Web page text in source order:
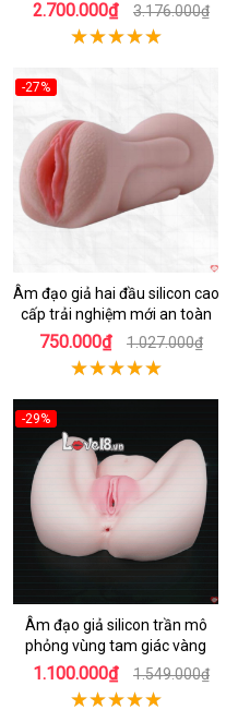
5.5kg và 12kg
2.700.000₫ 3.176.000₫
-27%
Âm đạo giả hai đầu silicon cao
cấp trải nghiệm mới an toàn
750.000₫ 1.027.000₫
-29%
Âm đạo giả silicon trần mô
phỏng vùng tam giác vàng
1.100.000₫ 1.549.000₫